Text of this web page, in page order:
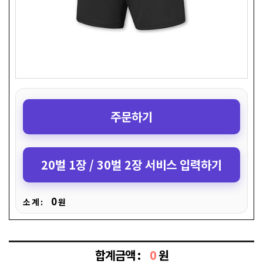
주문하기
20벌 1장 / 30벌 2장 서비스 입력하기
소 계 : 0원
합계금액 : 0원